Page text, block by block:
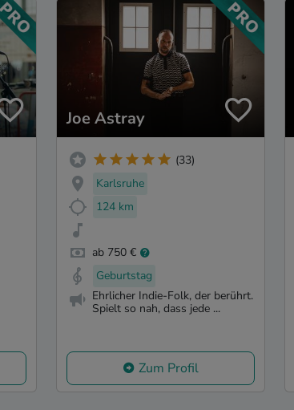
Joe Astray
(33)
Karlsruhe
124 km
ab 750 €
Geburtstag
Ehrlicher Indie-Folk, der berührt.
Spielt so nah, dass jede ...
Zum Profil